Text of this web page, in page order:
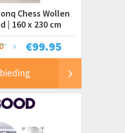
Chess Wollen
| 160 x 230 cm
€99.95